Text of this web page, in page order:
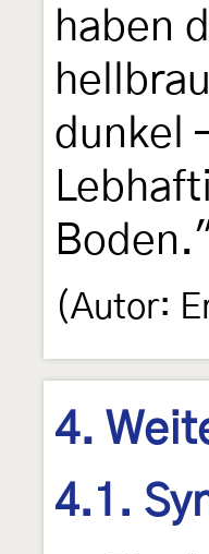
haben
dunkel
Boden."
(Autor:
4.
4.1.